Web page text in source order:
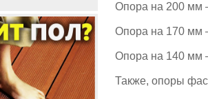
Опора на 200 мм
Опора на 170 мм
Опора на 140 мм
Также, опоры